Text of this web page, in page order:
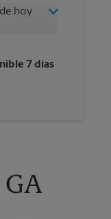
hoy
7 días
GA